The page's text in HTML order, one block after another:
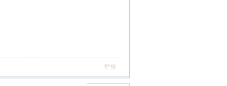
举报